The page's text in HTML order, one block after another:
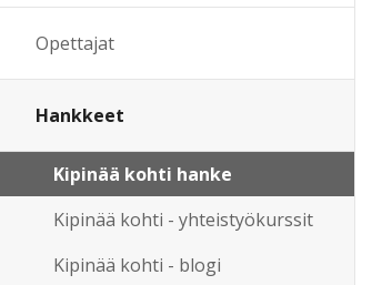
Opettajat
Hankkeet
Kipinää kohti hanke
Kipinää kohti - yhteistyökurssit
Kipinää kohti - blogi